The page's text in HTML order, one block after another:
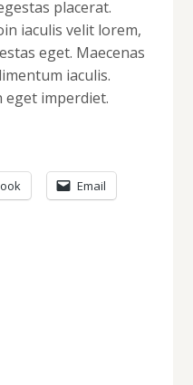
placerat.
iaculis velit lorem,
eget. Maecenas
iaculis.
imperdiet.
Email